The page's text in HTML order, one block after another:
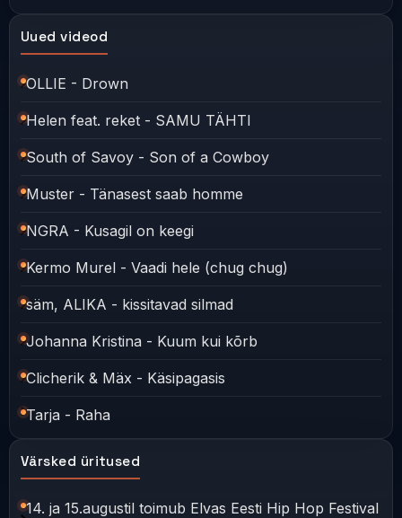
Uued videod
OLLIE - Drown
Helen feat. reket - SAMU TÄHTI
South of Savoy - Son of a Cowboy
Muster - Tänasest saab homme
NGRA - Kusagil on keegi
Kermo Murel - Vaadi hele (chug chug)
säm, ALIKA - kissitavad silmad
Johanna Kristina - Kuum kui kõrb
Clicherik & Mäx - Käsipagasis
Tarja - Raha
Värsked üritused
14. ja 15.augustil toimub Elvas Eesti Hip Hop Festival